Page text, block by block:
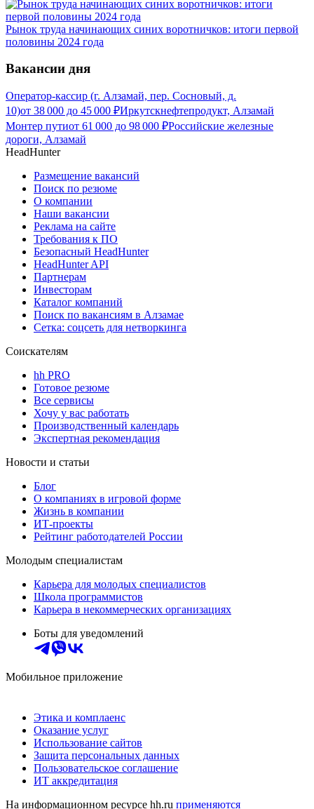
Рынок труда начинающих синих воротничков: итоги первой
половины 2024 года
Вакансии дня
Оператор-кассир (г. Алзамай, пер. Сосновый, д.
10)от 38 000 до 45 000 ₽Иркутскнефтепродукт, Алзамай
Монтер путиот 61 000 до 98 000 ₽Российские железные
дороги, Алзамай
HeadHunter
Размещение вакансий
Поиск по резюме
О компании
Наши вакансии
Реклама на сайте
Требования к ПО
Безопасный HeadHunter
HeadHunter API
Партнерам
Инвесторам
Каталог компаний
Поиск по вакансиям в Алзамае
Сетка: соцсеть для нетворкинга
Соискателям
hh PRO
Готовое резюме
Все сервисы
Хочу у вас работать
Производственный календарь
Экспертная рекомендация
Новости и статьи
Блог
О компаниях в игровой форме
Жизнь в компании
ИТ-проекты
Рейтинг работодателей России
Молодым специалистам
Карьера для молодых специалистов
Школа программистов
Карьера в некоммерческих организациях
Боты для уведомлений
Мобильное приложение
Этика и комплаенс
Оказание услуг
Использование сайтов
Защита персональных данных
Пользовательское соглашение
ИТ аккредитация
На информационном ресурсе hh.ru применяются